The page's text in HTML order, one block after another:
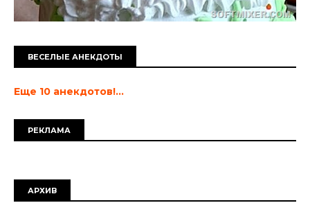
ВЕСЕЛЫЕ АНЕКДОТЫ
Еще 10 анекдотов!...
РЕКЛАМА
АРХИВ